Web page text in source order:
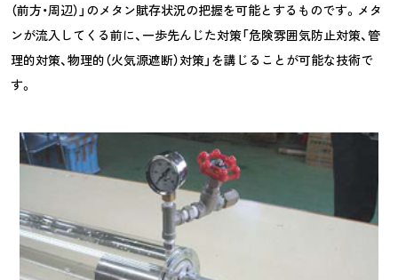
（前方・周辺）」のメタン賦存状況の把握を可能とするものです。メタ
ンが流入してくる前に、一歩先んじた対策「危険雰囲気防止対策、管
理的対策、物理的（火気源遮断）対策」を講じることが可能な技術で
す。